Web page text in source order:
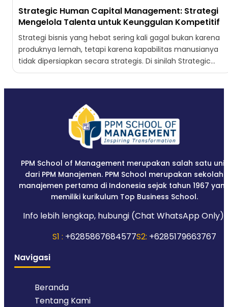
Strategic Human Capital Management: Strategi
Mengelola Talenta untuk Keunggulan Kompetitif
Strategi bisnis yang hebat sering kali gagal bukan karena
produknya lemah, tetapi karena kapabilitas manusianya
tidak dipersiapkan secara strategis. Di sinilah Strategic
Human Capital Management...
PPM School of Management merupakan salah satu unit
dari PPM Manajemen. PPM School merupakan sekolah
manajemen pertama di Indonesia sejak tahun 1967
memiliki kurikulum Top Business School.
Info lebih lengkap, hubungi (Chat WhatsApp Only):
S1 : +6285867684577S2: +6285179663767
Navigasi
Beranda
Tentang Kami